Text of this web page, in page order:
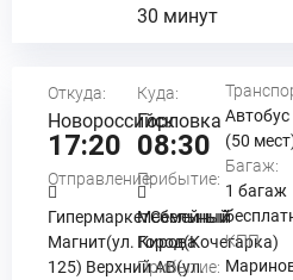
30 минут
Откуда:
Новороссийск
17:20
Отправление:
ГипермаркетСемейный
Магнит(ул. Кирова
125) Верхний АВ(ул.
Куда:
Горловка
08:30
Прибытие:
Мебельный
Город(Кочегарка)
Прибытие:
Автобус
(50
Багаж:
1 багаж
КПП: